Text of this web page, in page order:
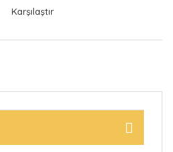
Karşılaştır